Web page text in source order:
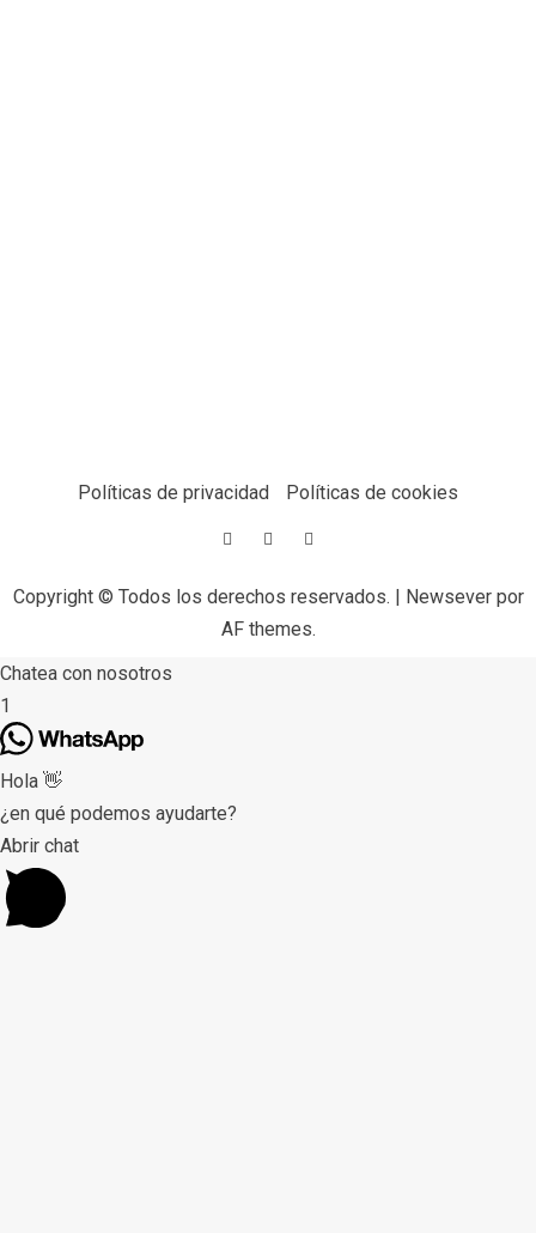
Políticas de privacidad Políticas de cookies
Copyright © Todos los derechos reservados. | Newseverpor
AF themes.
Chatea con nosotros
1
Hola 👋
¿en qué podemos ayudarte?
Abrir chat